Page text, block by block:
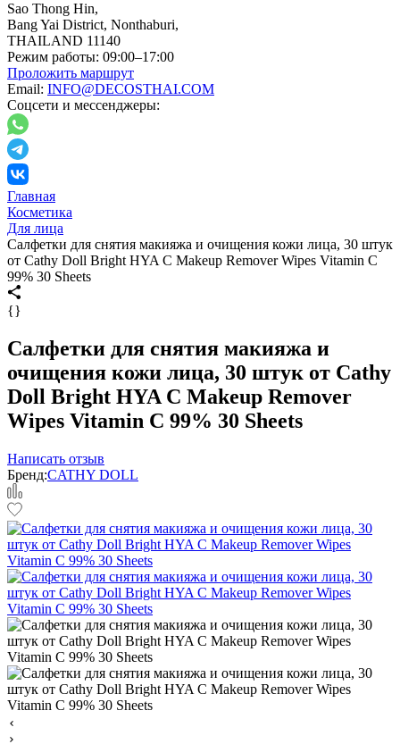
Sao Thong Hin,
Bang Yai District, Nonthaburi,
THAILAND 11140
Режим работы: 09:00–17:00
Проложить маршрут
Email: INFO@DECOSTHAI.COM
Соцсети и мессенджеры:
Главная
Косметика
Для лица
Салфетки для снятия макияжа и очищения кожи лица, 30 штук
от Cathy Doll Bright HYA C Makeup Remover Wipes Vitamin C
99% 30 Sheets
{}
Салфетки для снятия макияжа и
очищения кожи лица, 30 штук от Cathy
Doll Bright HYA C Makeup Remover
Wipes Vitamin C 99% 30 Sheets
Написать отзыв
Бренд:CATHY DOLL